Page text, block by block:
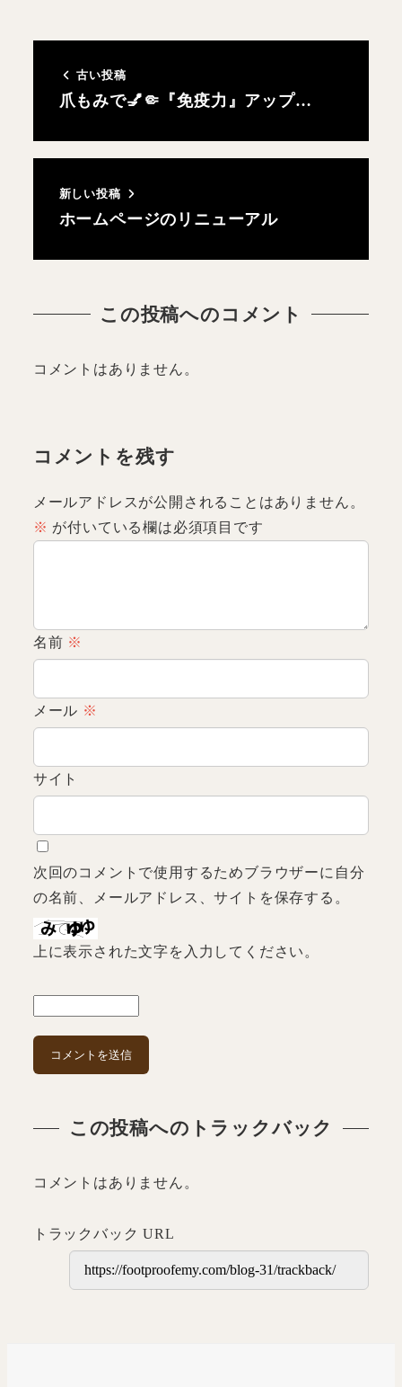
古い投稿
爪もみで💅🤏『免疫力』アップ…
新しい投稿
ホームページのリニューアル
この投稿へのコメント
コメントはありません。
コメントを残す
メールアドレスが公開されることはありません。
※ が付いている欄は必須項目です
名前 ※
メール ※
サイト
次回のコメントで使用するためブラウザーに自分
の名前、メールアドレス、サイトを保存する。
上に表示された文字を入力してください。
この投稿へのトラックバック
コメントはありません。
トラックバック URL